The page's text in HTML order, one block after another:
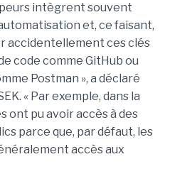
intègrent souvent
et, ce faisant,
accidentellement ces clés
code comme GitHub ou
Postman », a déclaré
« Par exemple, dans la
ont pu avoir accès à des
parce que, par défaut, les
accès aux